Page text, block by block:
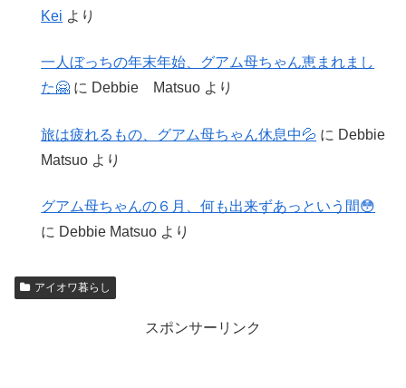
Kei より
一人ぼっちの年末年始、グアム母ちゃん恵まれまし
た🤗 に Debbie Matsuo より
旅は疲れるもの、グアム母ちゃん休息中💦 に Debbie
Matsuo より
グアム母ちゃんの６月、何も出来ずあっという間😳
に Debbie Matsuo より
アイオワ暮らし
スポンサーリンク